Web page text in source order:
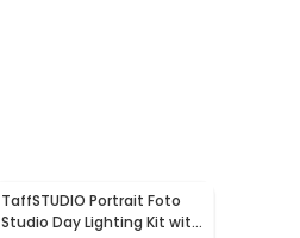
TaffSTUDIO Portrait Foto
Studio Day Lighting Kit with